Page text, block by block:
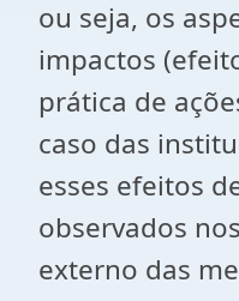
ou seja, os
impactos
prática de
caso das
esses efeitos
observados
externo das